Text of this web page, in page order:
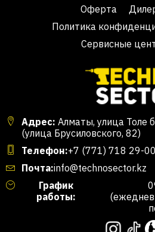
Оферта
Политика
Сервисные
Адрес: Алматы, улица Толе
(улица Брусиловского, 82)
Телефон:+7 (771) 718 29-00
Почта:info@technosector.kz
График
работы: